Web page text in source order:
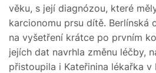
věku, s její diagnózou, které
karcionomu prsu dítě. Berlínská
na vyšetření krátce po prvním
jejích dat navrhla změnu léčby,
přistoupila i Kateřinina lékařka v